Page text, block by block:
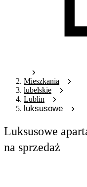
Mieszkania
lubelskie
Lublin
luksusowe
Luksusowe
na sprzedaż